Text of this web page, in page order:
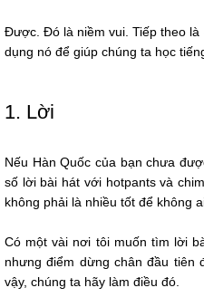
Được. Đó là niềm vui. Tiếp theo
dụng nó để giúp chúng ta học
1. Lời
Nếu Hàn Quốc của bạn chưa
số lời bài hát với hotpants và
không phải là nhiều tốt để không
Có một vài nơi tôi muốn tìm lời
nhưng điểm dừng chân đầu tiên
vậy, chúng ta hãy làm điều đó.